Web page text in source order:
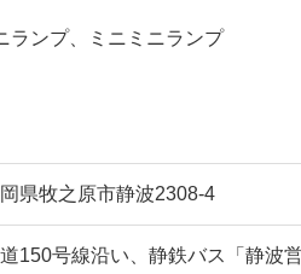
ランプ、ミニミニランプ
県牧之原市静波2308-4
150号線沿い、静鉄バス「静波